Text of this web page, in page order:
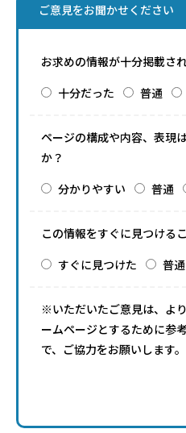
ご意見をお聞かせください
お求めの情報が十分掲載さ
十分だった
普通
ページの構成や内容、表現
か？
分かりやすい
普通
この情報をすぐに見つける
すぐに見つけた
普通
※いただいたご意見は、よ
ームページとするために参
で、ご協力をお願いします。